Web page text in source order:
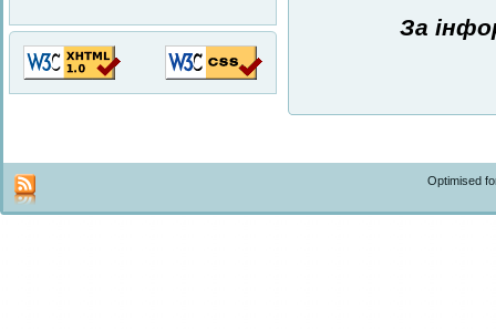
За
Optimised